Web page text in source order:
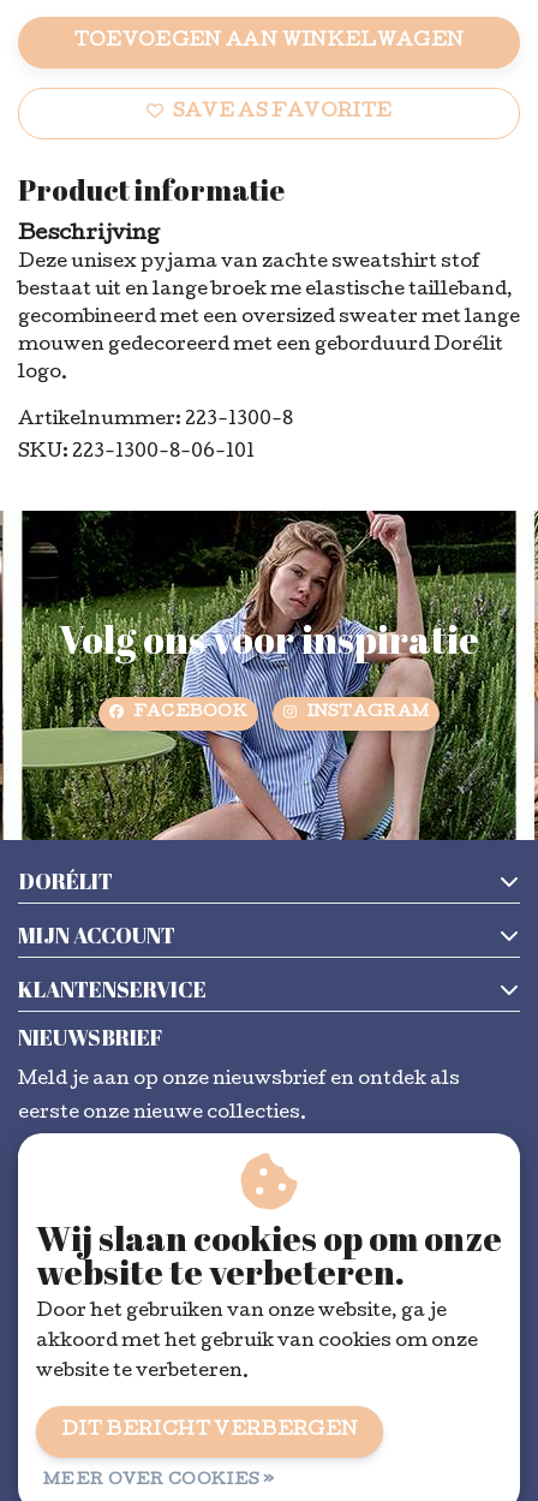
TOEVOEGEN AAN WINKELWAGEN
SAVE AS FAVORITE
Product informatie
Beschrijving
Deze unisex pyjama van zachte sweatshirt stof
bestaat uit en lange broek me elastische tailleband,
gecombineerd met een oversized sweater met lange
mouwen gedecoreerd met een geborduurd Dorélit
logo.
Artikelnummer: 223-1300-8
SKU: 223-1300-8-06-101
Volg ons voor inspiratie
FACEBOOK INSTAGRAM
DORÉLIT
MIJN ACCOUNT
KLANTENSERVICE
NIEUWSBRIEF
Meld je aan op onze nieuwsbrief en ontdek als
eerste onze nieuwe collecties.
ABONNEER
Algemene voorwaarden | RSS Feed
Wij slaan cookies op om onze
website te verbeteren.
Door het gebruiken van onze website, ga je
akkoord met het gebruik van cookies om onze
website te verbeteren.
DIT BERICHT VERBERGEN
MEER OVER COOKIES »